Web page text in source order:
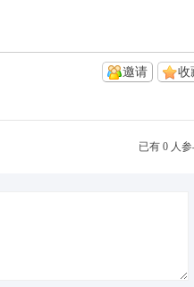
收
邀请
已有 0 人